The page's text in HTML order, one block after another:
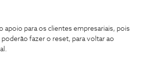
apoio para os clientes empresariais, pois
fazer o reset, para voltar ao